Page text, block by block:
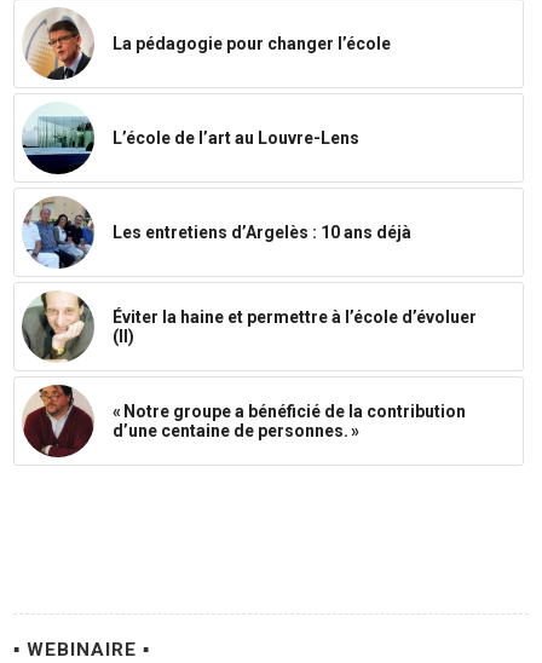
La pédagogie pour changer l’école
L’école de l’art au Louvre-Lens
Les entretiens d’Argelès : 10 ans déjà
Éviter la haine et permettre à l’école d’évoluer
(II)
« Notre groupe a bénéficié de la contribution
d’une centaine de personnes. »
▪ WEBINAIRE ▪